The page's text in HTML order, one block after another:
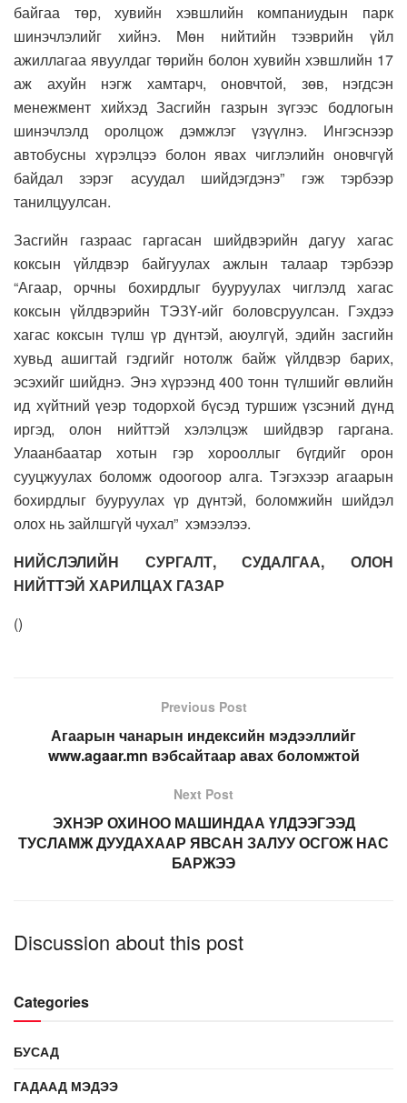
байгаа төр, хувийн хэвшлийн компаниудын парк
шинэчлэлийг хийнэ. Мөн нийтийн тээврийн үйл
ажиллагаа явуулдаг төрийн болон хувийн хэвшлийн 17
аж ахуйн нэгж хамтарч, оновчтой, зөв, нэгдсэн
менежмент хийхэд Засгийн газрын зүгээс бодлогын
шинэчлэлд оролцож дэмжлэг үзүүлнэ. Ингэснээр
автобусны хүрэлцээ болон явах чиглэлийн оновчгүй
байдал зэрэг асуудал шийдэгдэнэ” гэж тэрбээр
танилцуулсан.
Засгийн газраас гаргасан шийдвэрийн дагуу хагас
коксын үйлдвэр байгуулах ажлын талаар тэрбээр
“Агаар, орчны бохирдлыг бууруулах чиглэлд хагас
коксын үйлдвэрийн ТЭЗҮ-ийг боловсруулсан. Гэхдээ
хагас коксын түлш үр дүнтэй, аюулгүй, эдийн засгийн
хувьд ашигтай гэдгийг нотолж байж үйлдвэр барих,
эсэхийг шийднэ. Энэ хүрээнд 400 тонн түлшийг өвлийн
ид хүйтний үеэр тодорхой бүсэд туршиж үзсэний дүнд
иргэд, олон нийттэй хэлэлцэж шийдвэр гаргана.
Улаанбаатар хотын гэр хорооллыг бүгдийг орон
сууцжуулах боломж одоогоор алга. Тэгэхээр агаарын
бохирдлыг бууруулах үр дүнтэй, боломжийн шийдэл
олох нь зайлшгүй чухал” хэмээлээ.
НИЙСЛЭЛИЙН СУРГАЛТ, СУДАЛГАА, ОЛОН
НИЙТТЭЙ ХАРИЛЦАХ ГАЗАР
()
Previous Post
Агаарын чанарын индексийн мэдээллийг
www.agaar.mn вэбсайтаар авах боломжтой
Next Post
ЭХНЭР ОХИНОО МАШИНДАА ҮЛДЭЭГЭЭД
ТУСЛАМЖ ДУУДАХААР ЯВСАН ЗАЛУУ ОСГОЖ НАС
БАРЖЭЭ
Discussion about this post
Categories
БУСАД
ГАДААД МЭДЭЭ